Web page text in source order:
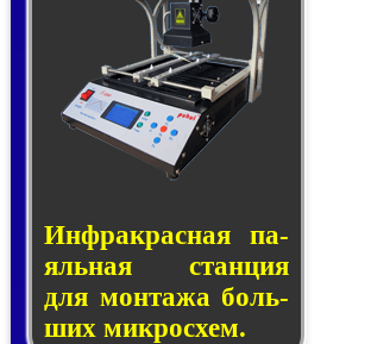
Инфракрасная па­
яль­ная стан­ция
для мон­та­жа боль­
ших ми­кро­схем.